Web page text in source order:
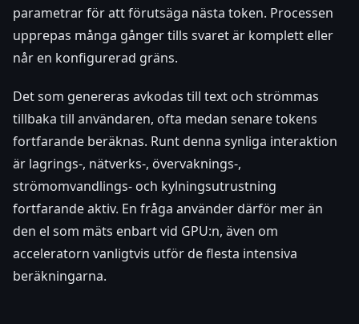
parametrar för att förutsäga nästa token. Processen
upprepas många gånger tills svaret är komplett eller
når en konfigurerad gräns.
Det som genereras avkodas till text och strömmas
tillbaka till användaren, ofta medan senare tokens
fortfarande beräknas. Runt denna synliga interaktion
är lagrings-, nätverks-, övervaknings-,
strömomvandlings- och kylningsutrustning
fortfarande aktiv. En fråga använder därför mer än
den el som mäts enbart vid GPU:n, även om
acceleratorn vanligtvis utför de flesta intensiva
beräkningarna.